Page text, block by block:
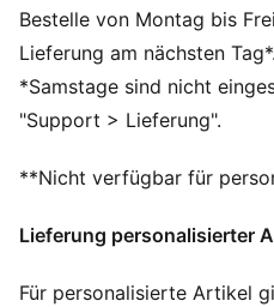
Hauptfach mit Zwei-Wege-
Zwei Einschubtaschen,
Laptopfach für Geräte bis 14"
Gepolsterte, verstellbare
Cat Logo auf einem Riemen
Abmessungen: H 47,5 cm
Strapazierfähige,
Bestelle von Montag bis
Lieferung am nächsten Tag*.
*Samstage sind nicht
"Support > Lieferung".
**Nicht verfügbar für
Lieferung personalisierter
Für personalisierte Artikel